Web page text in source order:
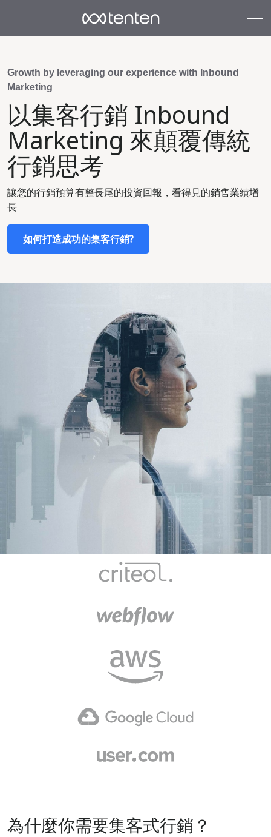
Growth by leveraging our experience with Inbound
Marketing
以集客行銷 Inbound
Marketing 來顛覆傳統
行銷思考
讓您的行銷預算有整長尾的投資回報，看得見的銷售業績增
長
如何打造成功的集客行銷?
為什麼你需要集客式行銷？